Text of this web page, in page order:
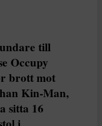
till
Occupy
brott mot
Kin-Man,
sitta 16